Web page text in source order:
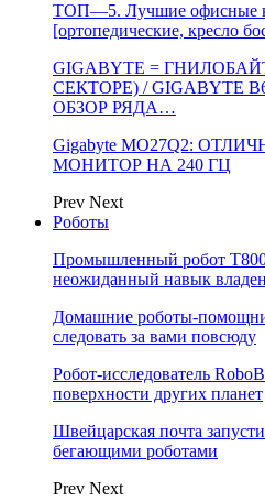
ТОП—5. Лучшие офисные
[ортопедические, кресло
GIGABYTE =
СЕКТОРЕ) / GIGABYTE
ОБЗОР РЯДА…
Gigabyte MO27Q2:
МОНИТОР НА 240 ГЦ
Prev Next
Роботы
Промышленный робот Т800
неожиданный навык
Домашние роботы-
следовать за вами повсюду
Робот-исследователь
поверхности других планет
Швейцарская почта
бегающими роботами
Prev Next